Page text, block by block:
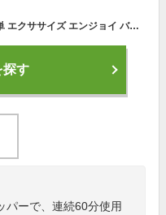
ナマラ(Namala) 家庭用 ステッパー 簡単 エクササイズ エンジョイ バランス ステッパー 連続使用時間60分 NA6104
探す
パーで、連続60分使用